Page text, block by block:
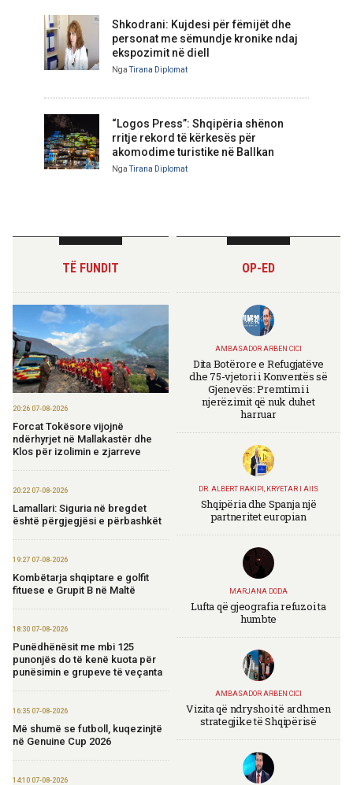
Shkodrani: Kujdesi për fëmijët dhe
personat me sëmundje kronike ndaj
ekspozimit në diell
Nga Tirana Diplomat
“Logos Press”: Shqipëria shënon
rritje rekord të kërkesës për
akomodime turistike në Ballkan
Nga Tirana Diplomat
TË FUNDIT
20:26 07-08-2026
Forcat Tokësore vijojnë
ndërhyrjet në Mallakastër dhe
Klos për izolimin e zjarreve
20:22 07-08-2026
Lamallari: Siguria në bregdet
është përgjegjësi e përbashkët
19:27 07-08-2026
Kombëtarja shqiptare e golfit
fituese e Grupit B në Maltë
18:30 07-08-2026
Punëdhënësit me mbi 125
punonjës do të kenë kuota për
punësimin e grupeve të veçanta
16:35 07-08-2026
Më shumë se futboll, kuqezinjtë
në Genuine Cup 2026
14:10 07-08-2026
OP-ED
AMBASADOR ARBEN CICI
Dita Botërore e Refugjatëve
dhe 75-vjetori i Konventës së
Gjenevës: Premtimi i
njerëzimit që nuk duhet
harruar
DR. ALBERT RAKIPI, KRYETAR I AIIS
Shqipëria dhe Spanja një
partneritet europian
MARJANA DODA
Lufta që gjeografia refuzoi ta
humbte
AMBASADOR ARBEN CICI
Vizita që ndryshoi të ardhmen
strategjike të Shqipërisë